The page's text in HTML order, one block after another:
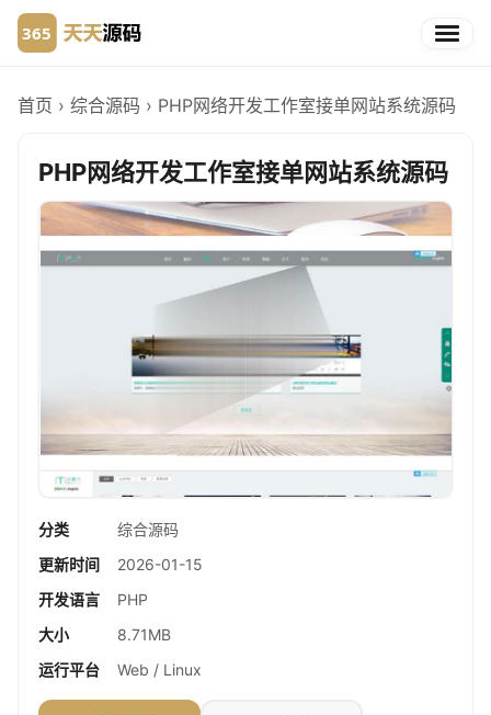
首页 › 综合源码 › PHP网络开发工作室接单网站系统源码
PHP网络开发工作室接单网站系统源码
分类
综合源码
更新时间
2026-01-15
开发语言
PHP
大小
8.71MB
运行平台
Web / Linux